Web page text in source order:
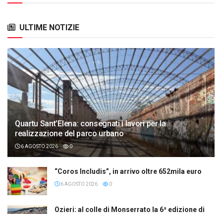
ULTIME NOTIZIE
Quartu Sant’Elena: consegnati i lavori per la
realizzazione del parco urbano
6 AGOSTO 2026 0
“Coros Includis”, in arrivo oltre 652mila euro
6 AGOSTO 2026 0
Ozieri: al colle di Monserrato la 6ª edizione di